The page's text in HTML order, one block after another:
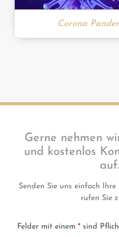
Corona
Gerne nehmen
und kostenlos
auf.
Senden Sie uns einfach
rufen Sie
Felder mit einem * sind